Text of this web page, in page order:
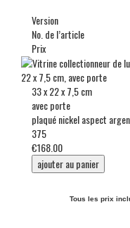
Version
No. de l’article
Prix
33 x 22 x 7,5 cm
avec porte
plaqué nickel aspect
375
€168.00
Tous les prix